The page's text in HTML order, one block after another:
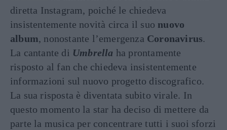
diretta Instagram, poiché le chiedeva
insistentemente novità circa il suo nuovo
album, nonostante l’emergenza Coronavirus.
La cantante di Umbrella ha prontamente
risposto al fan che chiedeva insistentemente
informazioni sul nuovo progetto discografico.
La sua risposta è diventata subito virale. In
questo momento la star ha deciso di mettere da
parte la musica per concentrare tutti i suoi sforzi